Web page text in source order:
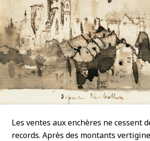
Les ventes aux enchères ne cessent
records. Après des montants